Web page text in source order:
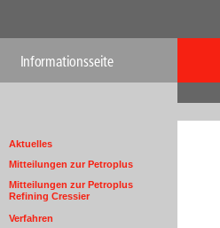
Aktuelles
Mitteilungen zur Petroplus
Mitteilungen zur Petroplus
Refining Cressier
Verfahren